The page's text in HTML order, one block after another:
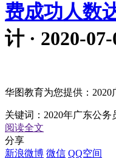
费成功人数
计 · 2020-07-
华图教育为您提供：
关键词： 2020年广东公
阅读全文
分享
新浪微博 微信 QQ空间